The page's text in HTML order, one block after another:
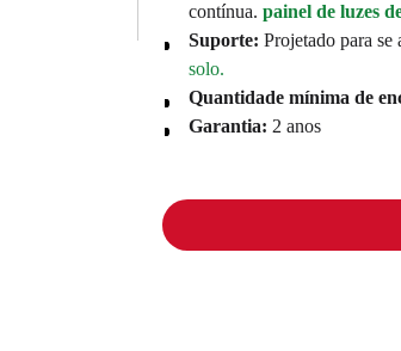
contínua. painel de luzes
Suporte: Projetado para
solo.
Quantidade mínima de
Garantia: 2 anos